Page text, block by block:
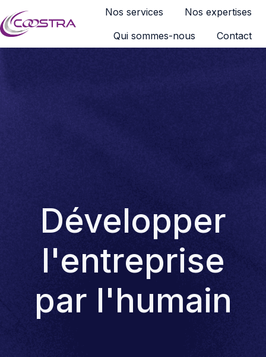
Nos services
Nos expertises
Qui sommes-nous
Contact
Développer
l'entreprise
par l'humain